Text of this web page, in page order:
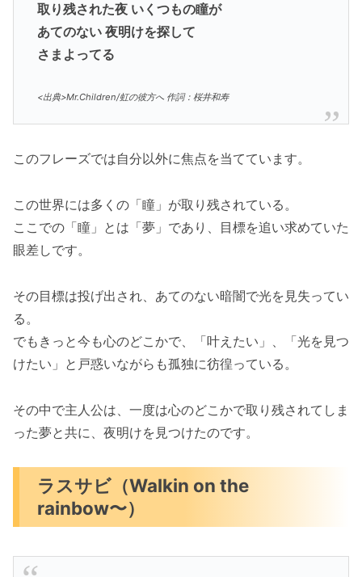
取り残された夜 いくつもの瞳が
あてのない 夜明けを探して
さまよってる
<出典>Mr.Children/虹の彼方へ 作詞：桜井和寿
このフレーズでは自分以外に焦点を当てています。
この世界には多くの「瞳」が取り残されている。
ここでの「瞳」とは「夢」であり、目標を追い求めていた
眼差しです。
その目標は投げ出され、あてのない暗闇で光を見失ってい
る。
でもきっと今も心のどこかで、「叶えたい」、「光を見つ
けたい」と戸惑いながらも孤独に彷徨っている。
その中で主人公は、一度は心のどこかで取り残されてしま
った夢と共に、夜明けを見つけたのです。
ラスサビ（Walkin on the
rainbow〜）